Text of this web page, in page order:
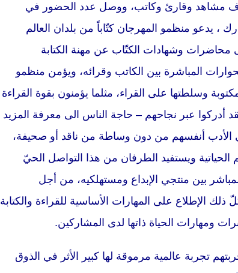
مشاهد وقارئ وكاتب، ووصل عدد الحضور في
نحو 29 ألف مشارك ، يدعو منظمو المهرجان كتّاباً من بلدان العالم
محاضرات وشهادات الكتّاب عن مهنة الكتابة
المباشرة بين الكاتب وقرائه، ويؤمن منظمو
وسلطتها على القراء، مثلما يؤمنون بقوة القراءة
أدركوا عبر نجاحهم – حاجة الناس الى معرفة المزيد
الأدب أنفسهم من دون وساطة من ناقد أو صحيفة،
الحياتية ويستفيد الطرفان من هذا التواصل الحيّ
بين منتجي الإبداع ومستهلكيه، من أجل
الإطلاع على المهارات الأساسية للقراءة والكتابة
ومهارات الحياة ذاتها لدى المشاركين.
تجربة عالمية مرموقة لها كبير الأثر في الذوق